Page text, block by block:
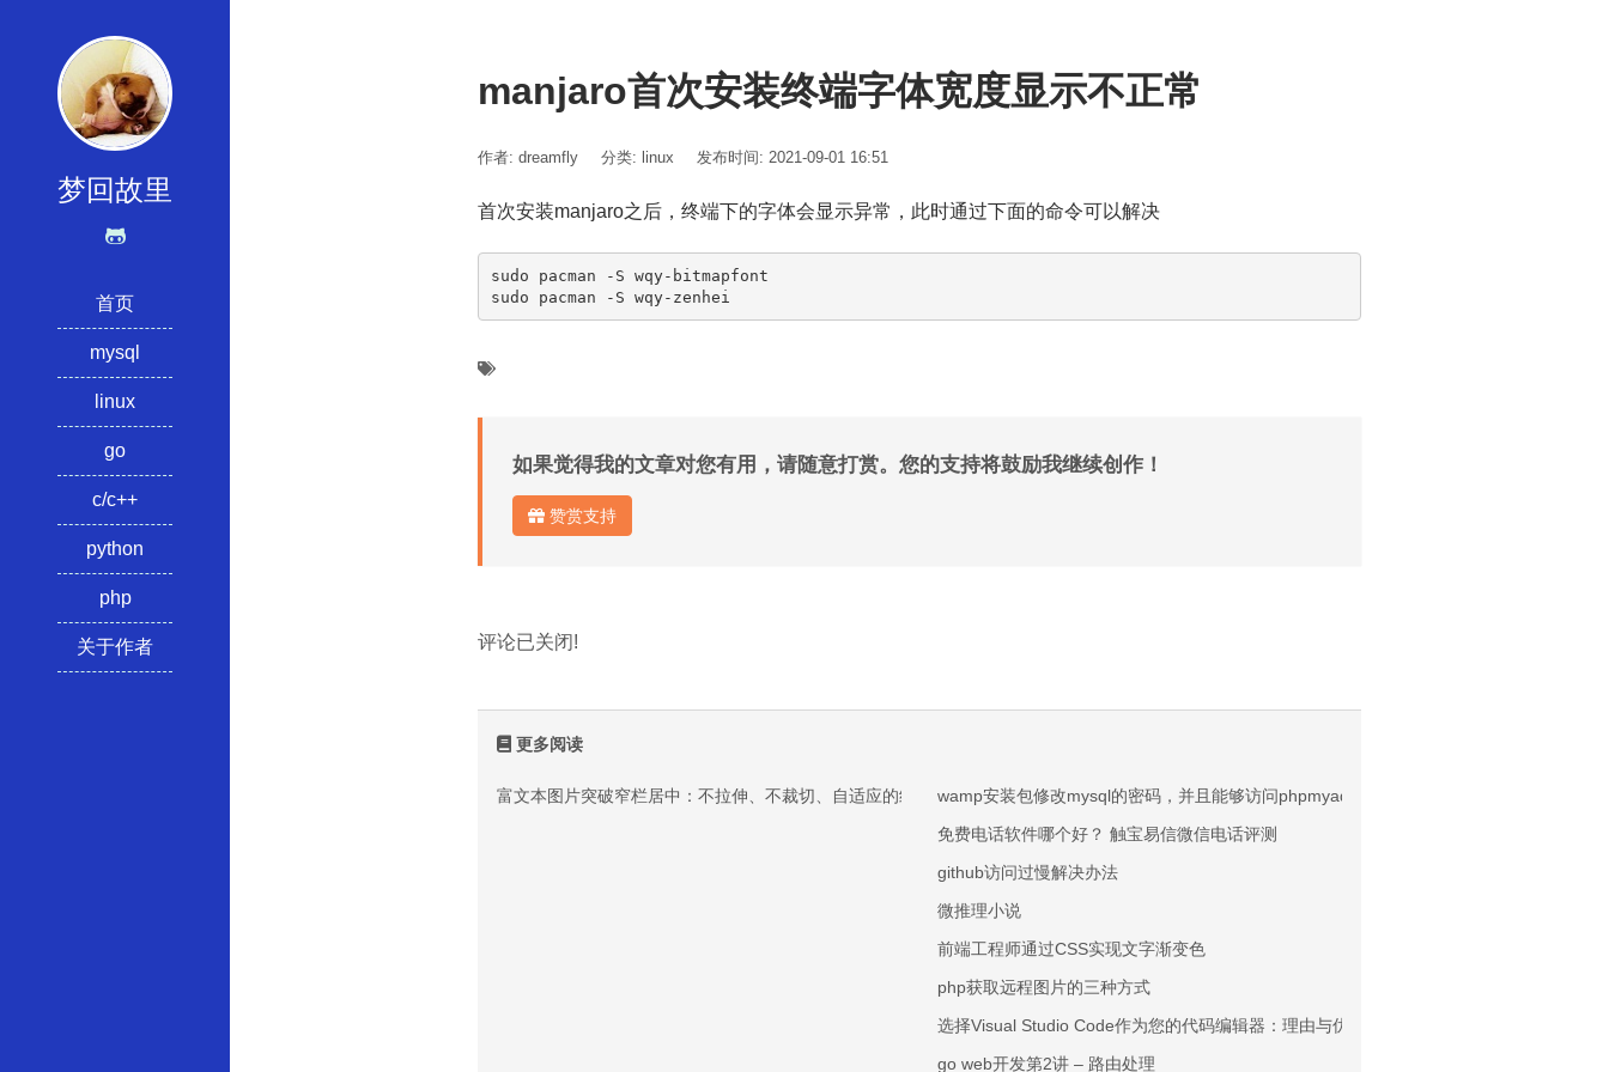
梦回故里
首页
mysql
linux
go
c/c++
python
php
关于作者
manjaro首次安装终端字体宽度显示不正常
作者: dreamfly 分类: linux 发布时间: 2021-09-01 16:51
首次安装manjaro之后，终端下的字体会显示异常，此时通过下面的命令可以解决
sudo pacman -S wqy-bitmapfont
sudo pacman -S wqy-zenhei
如果觉得我的文章对您有用，请随意打赏。您的支持将鼓励我继续创作！
赞赏支持
评论已关闭!
更多阅读
富文本图片突破窄栏居中：不拉伸、不裁切、自适应的纯 CSS 方案wamp安装包修改mysql的密码，并且能够访问phpmyadmin
免费电话软件哪个好？ 触宝易信微信电话评测
github访问过慢解决办法
微推理小说
前端工程师通过CSS实现文字渐变色
php获取远程图片的三种方式
选择Visual Studio Code作为您的代码编辑器：理由与优势
go web开发第2讲 – 路由处理